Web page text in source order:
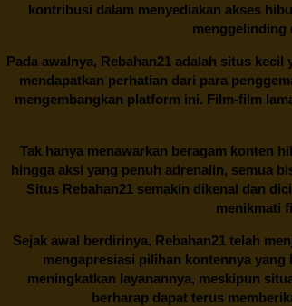
kontribusi dalam menyediakan akses
menggelinding
Pada awalnya, Rebahan21adalah situs kecil
mendapatkan perhatian dari para
mengembangkan platform ini. Film-film
Tak hanya menawarkan beragam konten
hingga aksi yang penuh adrenalin, semua
Situs Rebahan21 semakin dikenal dan
menikmati
Sejak awal berdirinya, Rebahan21 telah
mengapresiasi pilihan kontennya yang
meningkatkan layanannya, meskipun
berharap dapat terus